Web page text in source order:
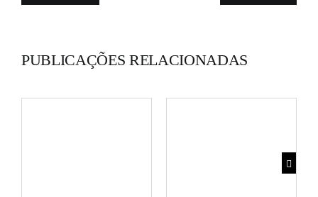
PUBLICAÇÕES RELACIONADAS